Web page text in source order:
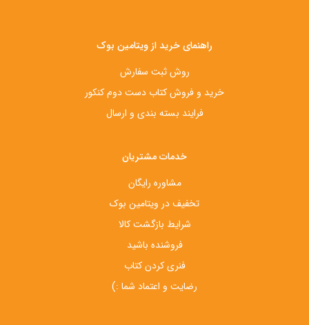
راهنمای خرید از ویتامین بوک
روش ثبت سفارش
خرید و فروش کتاب دست‌ دوم کنکور
فرایند بسته بندی و ارسال
خدمات مشتریان
مشاوره رایگان
تخفیف در ویتامین بوک
شرایط بازگشت کالا
فروشنده باشید
فنری کردن کتاب
رضایت و اعتماد شما :)